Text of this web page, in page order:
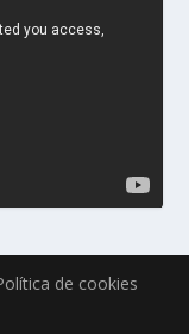
de cookies